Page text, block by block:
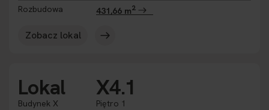
Rozbudowa
431,66 m2
Zobacz lokal
Lokal
Budynek X
X4.1
Piętro 1